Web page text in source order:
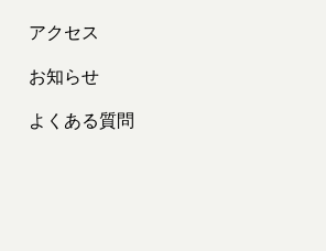
アクセス
お知らせ
よくある質問